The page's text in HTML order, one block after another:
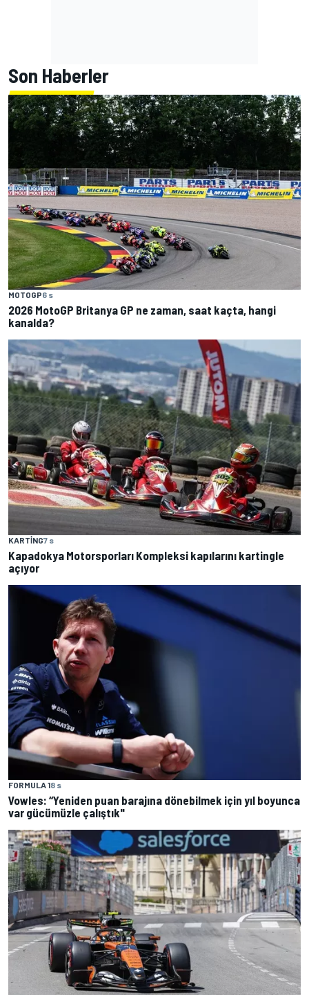
Son Haberler
MOTOGP6 s
2026 MotoGP Britanya GP ne zaman, saat kaçta, hangi
kanalda?
KARTING7 s
Kapadokya Motorsporları Kompleksi kapılarını kartingle
açıyor
FORMULA 18 s
Vowles: “Yeniden puan barajına dönebilmek için yıl boyunca
var gücümüzle çalıştık"